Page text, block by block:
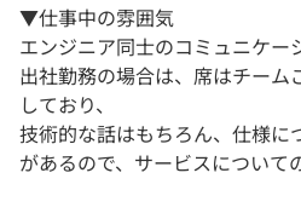
▼仕事中の雰囲気
エンジニア同士のコミュニケー
出社勤務の場合は、席はチーム
しており、
技術的な話はもちろん、仕様に
があるので、サービスについて